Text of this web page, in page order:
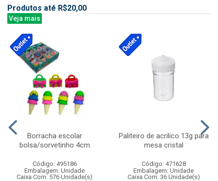
Produtos até R$20,00
Veja mais
Borracha escolar
bolsa/sorvetinho 4cm
Código: 495186
Embalagem: Unidade
Caixa Com: 576 Unidade(s)
Paliteiro de acrilico 13g para
mesa cristal
Código: 471628
Embalagem: Unidade
Caixa Com: 36 Unidade(s)